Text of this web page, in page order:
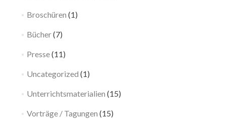
Broschüren (1)
Bücher(7)
Presse(11)
Uncategorized (1)
Unterrichtsmaterialien (15)
Vorträge / Tagungen (15)